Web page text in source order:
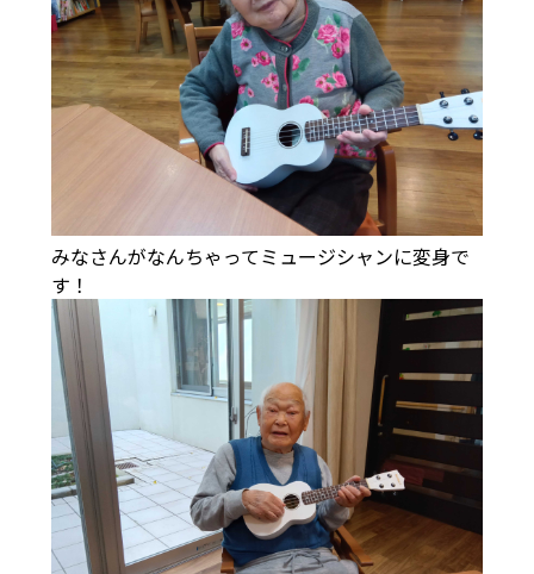
みなさんがなんちゃってミュージシャンに変身で
す！